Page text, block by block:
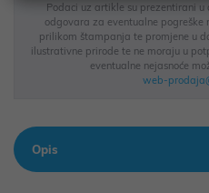
Podaci uz artikle su prezentirani u
odgovara za eventualne pogreške
prilikom štampanja te promjene u
ilustrativne prirode te ne moraju u
eventualne nejasnoće
web-
Opis